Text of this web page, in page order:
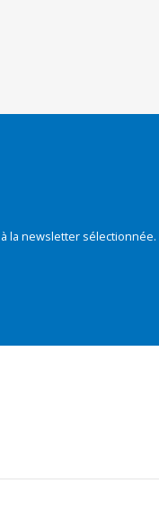
la newsletter sélectionnée.